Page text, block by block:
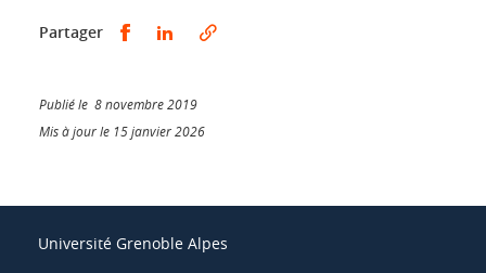
Partager Partager sur Facebook
Partager sur LinkedIn
Publié le 8 novembre 2019
Mis à jour le 15 janvier 2026
Université Grenoble Alpes